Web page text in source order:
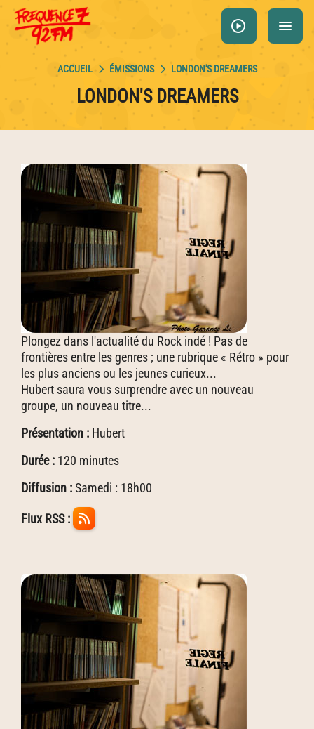
play_circle menu
ÉMISSIONS LONDON'S DREAMERS
LONDON'S DREAMERS
Plongez dans l'actualité du Rock indé ! Pas de
frontières entre les genres ; une rubrique « Rétro » pour
les plus anciens ou les jeunes curieux...
Hubert saura vous surprendre avec un nouveau
groupe, un nouveau titre...
Présentation : Hubert
Durée : 120 minutes
Diffusion :Samedi : 18h00
Flux RSS :
Panneau de gestion des cookies